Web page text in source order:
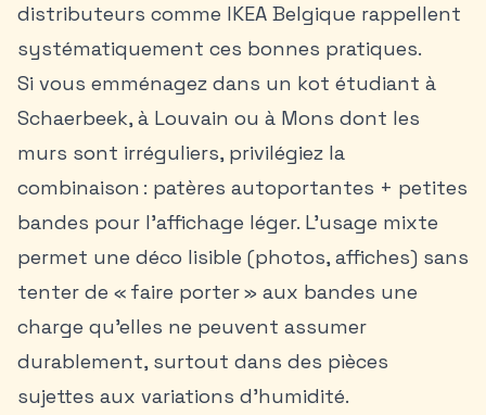
distributeurs comme IKEA Belgique rappellent
systématiquement ces bonnes pratiques.
Si vous emménagez dans un kot étudiant à
Schaerbeek, à Louvain ou à Mons dont les
murs sont irréguliers, privilégiez la
combinaison : patères autoportantes + petites
bandes pour l’affichage léger. L’usage mixte
permet une déco lisible (photos, affiches) sans
tenter de « faire porter » aux bandes une
charge qu’elles ne peuvent assumer
durablement, surtout dans des pièces
sujettes aux variations d’humidité.